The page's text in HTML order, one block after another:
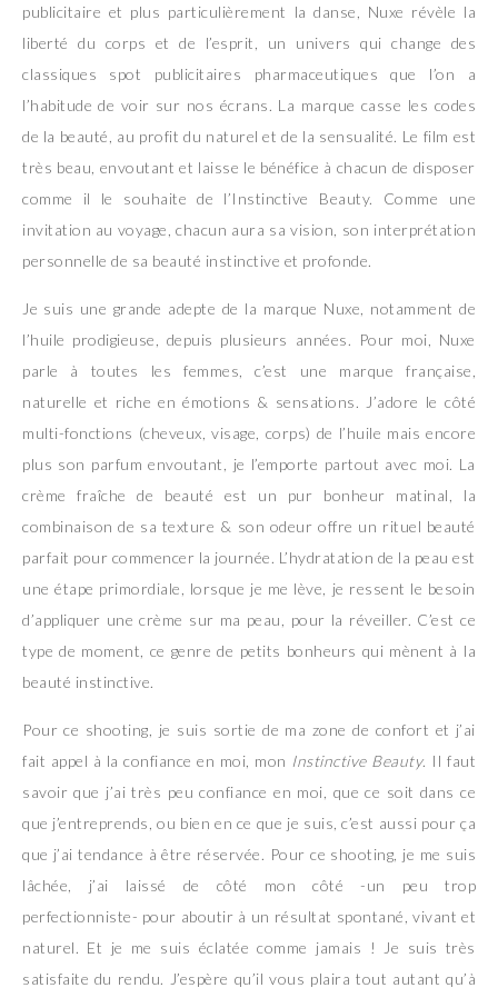
publicitaire et plus particulièrement la danse, Nuxe révèle la
liberté du corps et de l’esprit, un univers qui change des
classiques spot publicitaires pharmaceutiques que l’on a
l’habitude de voir sur nos écrans. La marque casse les codes
de la beauté, au profit du naturel et de la sensualité. Le film est
très beau, envoutant et laisse le bénéfice à chacun de disposer
comme il le souhaite de l’Instinctive Beauty. Comme une
invitation au voyage, chacun aura sa vision, son interprétation
personnelle de sa beauté instinctive et profonde.
Je suis une grande adepte de la marque Nuxe, notamment de
l’huile prodigieuse, depuis plusieurs années. Pour moi, Nuxe
parle à toutes les femmes, c’est une marque française,
naturelle et riche en émotions & sensations. J’adore le côté
multi-fonctions (cheveux, visage, corps) de l’huile mais encore
plus son parfum envoutant, je l’emporte partout avec moi. La
crème fraîche de beauté est un pur bonheur matinal, la
combinaison de sa texture & son odeur offre un rituel beauté
parfait pour commencer la journée. L’hydratation de la peau est
une étape primordiale, lorsque je me lève, je ressent le besoin
d’appliquer une crème sur ma peau, pour la réveiller. C’est ce
type de moment, ce genre de petits bonheurs qui mènent à la
beauté instinctive.
Pour ce shooting, je suis sortie de ma zone de confort et j’ai
fait appel à la confiance en moi, mon Instinctive Beauty. Il faut
savoir que j’ai très peu confiance en moi, que ce soit dans ce
que j’entreprends, ou bien en ce que je suis, c’est aussi pour ça
que j’ai tendance à être réservée. Pour ce shooting, je me suis
lâchée, j’ai laissé de côté mon côté -un peu trop
perfectionniste- pour aboutir à un résultat spontané, vivant et
naturel. Et je me suis éclatée comme jamais ! Je suis très
satisfaite du rendu. J’espère qu’il vous plaira tout autant qu’à